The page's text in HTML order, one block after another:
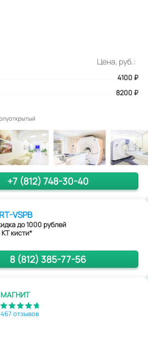
Цена, руб.:
4100 ₽
8200 ₽
+7 (812) 748-30-40
VSPB
до 1000 рублей
КТ кисти*
8 (812) 385-77-56
МАГНИТ
467 отзывов